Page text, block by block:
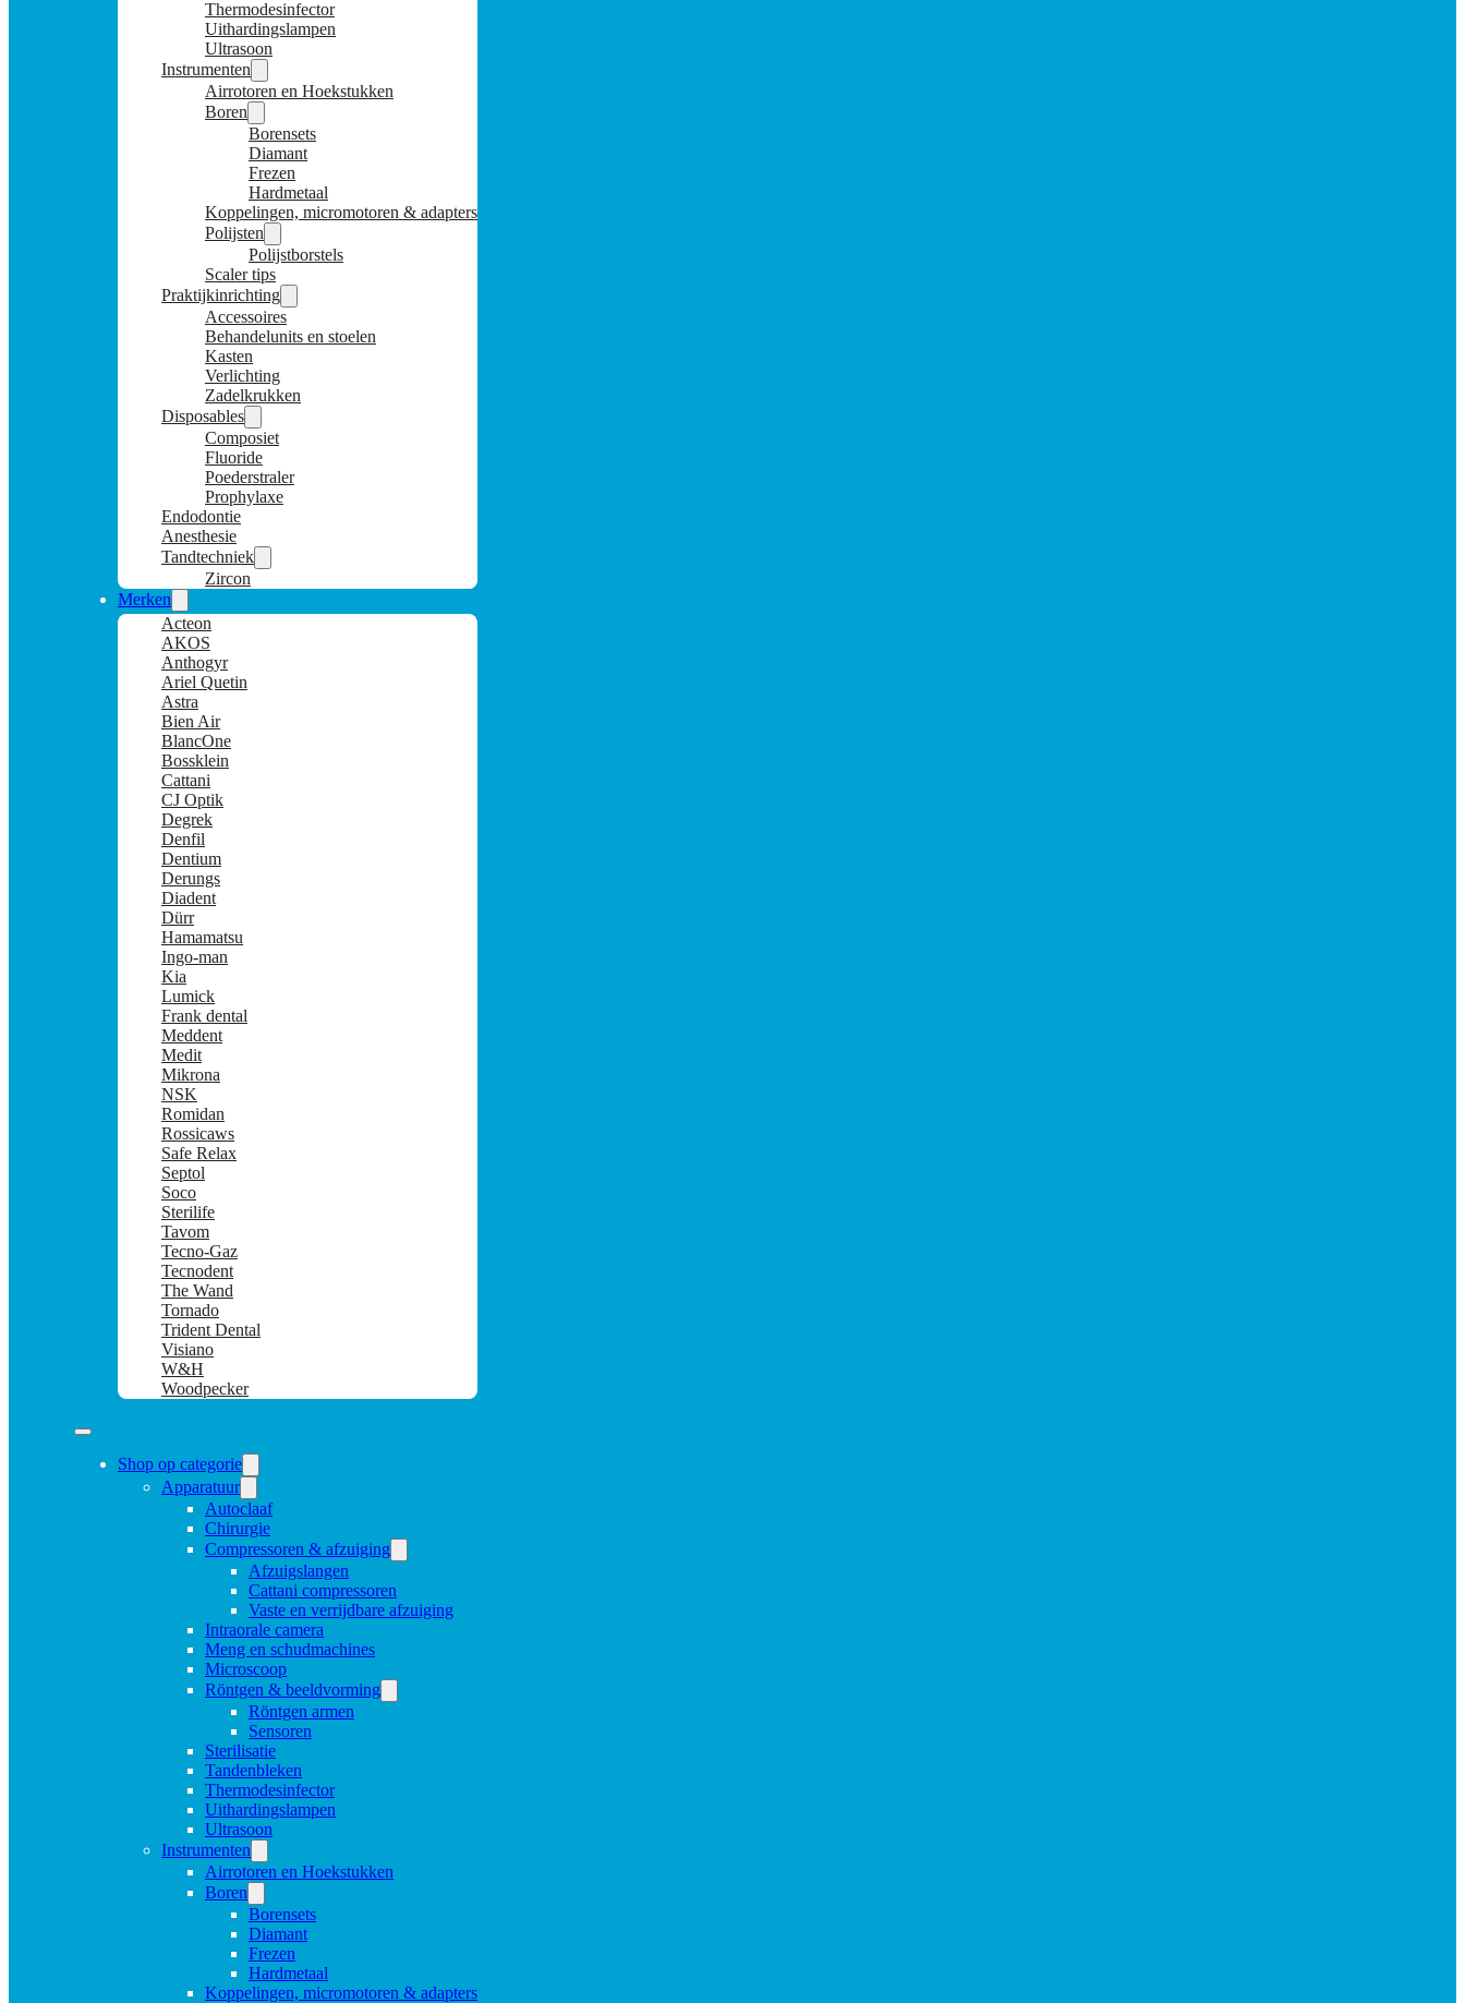
Thermodesinfector
Uithardingslampen
Ultrasoon
Instrumenten
Airrotoren en Hoekstukken
Boren
Borensets
Diamant
Frezen
Hardmetaal
Koppelingen, micromotoren & adapters
Polijsten
Polijstborstels
Scaler tips
Praktijkinrichting
Accessoires
Behandelunits en stoelen
Kasten
Verlichting
Zadelkrukken
Disposables
Composiet
Fluoride
Poederstraler
Prophylaxe
Endodontie
Anesthesie
Tandtechniek
Zircon
Merken
Acteon
AKOS
Anthogyr
Ariel Quetin
Astra
Bien Air
BlancOne
Bossklein
Cattani
CJ Optik
Degrek
Denfil
Dentium
Derungs
Diadent
Dürr
Hamamatsu
Ingo-man
Kia
Lumick
Frank dental
Meddent
Medit
Mikrona
NSK
Romidan
Rossicaws
Safe Relax
Septol
Soco
Sterilife
Tavom
Tecno-Gaz
Tecnodent
The Wand
Tornado
Trident Dental
Visiano
W&H
Woodpecker
Shop op categorie
Apparatuur
Autoclaaf
Chirurgie
Compressoren & afzuiging
Afzuigslangen
Cattani compressoren
Vaste en verrijdbare afzuiging
Intraorale camera
Meng en schudmachines
Microscoop
Röntgen & beeldvorming
Röntgen armen
Sensoren
Sterilisatie
Tandenbleken
Thermodesinfector
Uithardingslampen
Ultrasoon
Instrumenten
Airrotoren en Hoekstukken
Boren
Borensets
Diamant
Frezen
Hardmetaal
Koppelingen, micromotoren & adapters